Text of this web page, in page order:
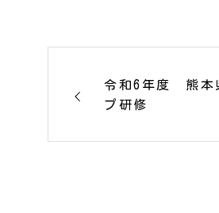
令和6年度 熊本
プ研修